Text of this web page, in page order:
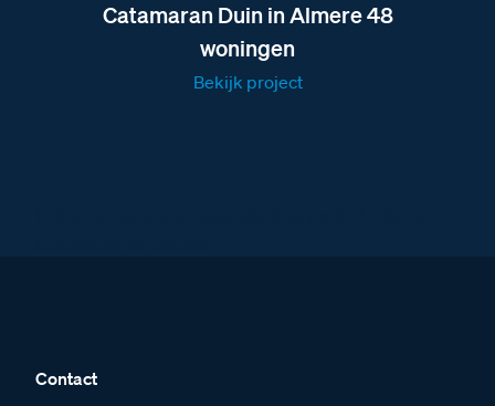
Catamaran Duin in Almere 48
woningen
Bekijk project
Contact